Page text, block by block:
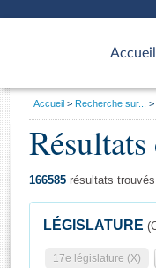
Accueil
d'accueil
Général
Vous
Accueil Recherche sur...
166585 résultats trouvés
LÉGISLATURE
17e législature (X)